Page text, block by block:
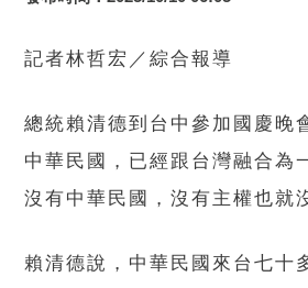
記者林哲宏／綜合報導
總統賴清德到台中參加國慶晚
中華民國，已經跟台灣融合為
沒有中華民國，沒有主權也就
賴清德說，中華民國來台七十